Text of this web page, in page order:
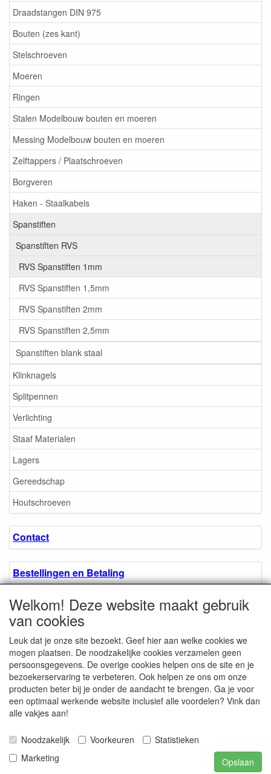
Draadstangen DIN 975
Bouten (zes kant)
Stelschroeven
Moeren
Ringen
Stalen Modelbouw bouten en moeren
Messing Modelbouw bouten en moeren
Zelftappers / Plaatschroeven
Borgveren
Haken - Staalkabels
Spanstiften
Spanstiften RVS
RVS Spanstiften 1mm
RVS Spanstiften 1,5mm
RVS Spanstiften 2mm
RVS Spanstiften 2,5mm
Spanstiften blank staal
Klinknagels
Splitpennen
Verlichting
Staaf Materialen
Lagers
Gereedschap
Houtschroeven
Contact
Bestellingen en Betaling
Algemene voorwaarden
Over ons.
Privacyverklaring
Microschroeven.nl
Chamber of Commerce
/ Kvk nr. 08205825
NL001662495B62
Welkom! Deze website maakt gebruik
van cookies
Leuk dat je onze site bezoekt. Geef hier aan welke cookies we
mogen plaatsen. De noodzakelijke cookies verzamelen geen
persoonsgegevens. De overige cookies helpen ons de site en je
bezoekerservaring te verbeteren. Ook helpen ze ons om onze
producten beter bij je onder de aandacht te brengen. Ga je voor
een optimaal werkende website inclusief alle voordelen? Vink dan
alle vakjes aan!
Noodzakelijk Voorkeuren
Statistieken
Marketing
Opslaan